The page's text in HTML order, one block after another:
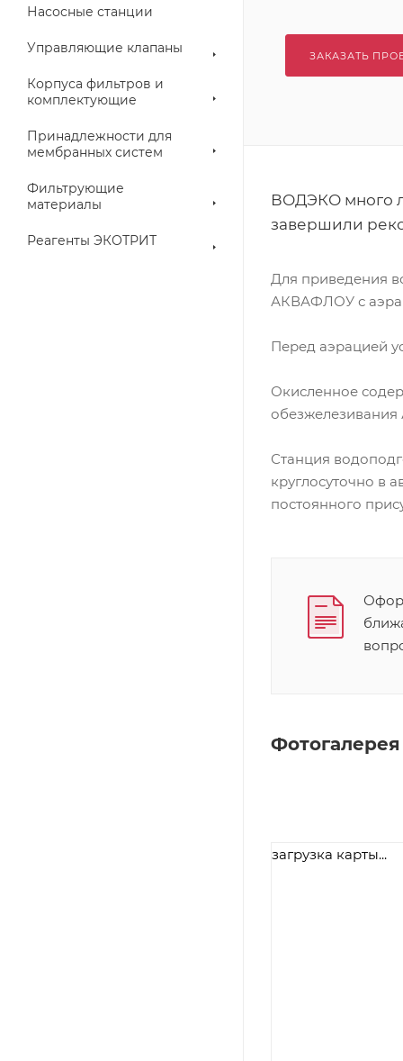
Насосные станции
Управляющие клапаны
Корпуса фильтров и
комплектующие
Принадлежности для
мембранных систем
Фильтрующие
материалы
Реагенты ЭКОТРИТ
ЗАКАЗАТЬ
ВОДЭКО много
завершили
Для приведения
АКВАФЛОУ с
Перед аэрацией
Окисленное
Станция
круглосуточно в
постоянного
Фотогалерея
загрузка карты...